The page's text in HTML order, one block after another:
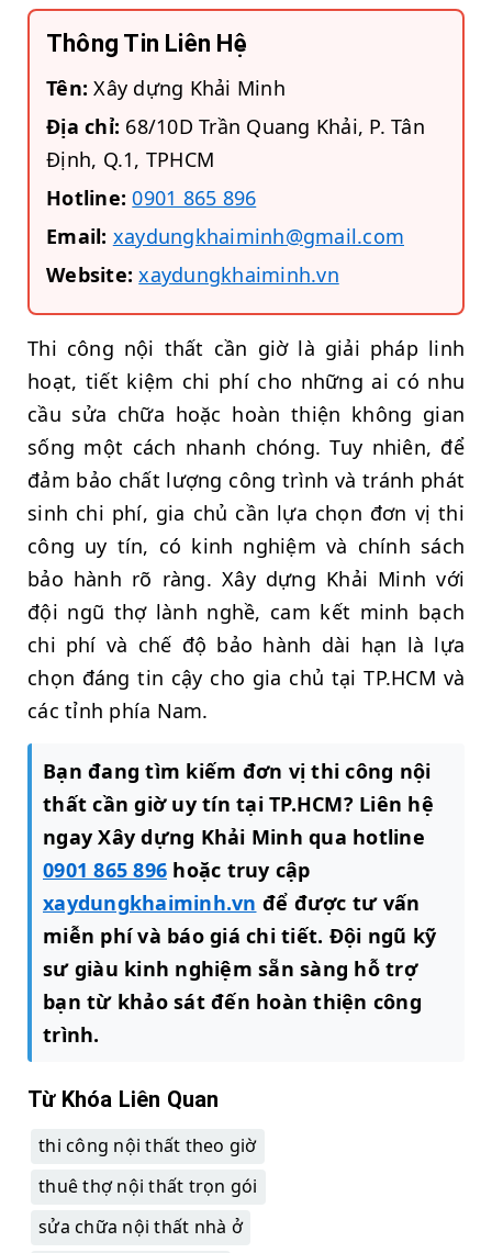
Thông Tin Liên Hệ
Tên: Xây dựng Khải Minh
Địa chỉ: 68/10D Trần Quang Khải, P. Tân
Định, Q.1, TPHCM
Hotline: 0901 865 896
Email: xaydungkhaiminh@gmail.com
Website: xaydungkhaiminh.vn
Thi công nội thất cần giờ là giải pháp linh
hoạt, tiết kiệm chi phí cho những ai có nhu
cầu sửa chữa hoặc hoàn thiện không gian
sống một cách nhanh chóng. Tuy nhiên, để
đảm bảo chất lượng công trình và tránh phát
sinh chi phí, gia chủ cần lựa chọn đơn vị thi
công uy tín, có kinh nghiệm và chính sách
bảo hành rõ ràng. Xây dựng Khải Minh với
đội ngũ thợ lành nghề, cam kết minh bạch
chi phí và chế độ bảo hành dài hạn là lựa
chọn đáng tin cậy cho gia chủ tại TP.HCM và
các tỉnh phía Nam.
Bạn đang tìm kiếm đơn vị thi công nội
thất cần giờ uy tín tại TP.HCM? Liên hệ
ngay Xây dựng Khải Minh qua hotline
0901 865 896 hoặc truy cập
xaydungkhaiminh.vn để được tư vấn
miễn phí và báo giá chi tiết. Đội ngũ kỹ
sư giàu kinh nghiệm sẵn sàng hỗ trợ
bạn từ khảo sát đến hoàn thiện công
trình.
Từ Khóa Liên Quan
thi công nội thất theo giờ
thuê thợ nội thất trọn gói
sửa chữa nội thất nhà ở